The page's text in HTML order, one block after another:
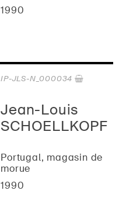
1990
Jean-Louis
SCHOELLKOPF
Portugal, magasin de
morue
1990
IP-JLS-N_000034